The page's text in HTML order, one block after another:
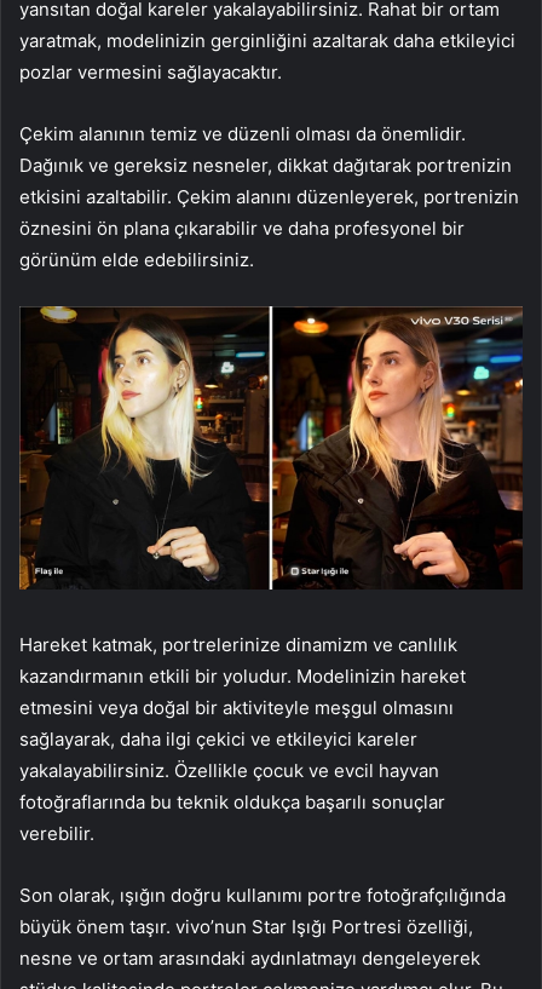
yansıtan doğal kareler yakalayabilirsiniz. Rahat bir ortam
yaratmak, modelinizin gerginliğini azaltarak daha etkileyici
pozlar vermesini sağlayacaktır.
Çekim alanının temiz ve düzenli olması da önemlidir.
Dağınık ve gereksiz nesneler, dikkat dağıtarak portrenizin
etkisini azaltabilir. Çekim alanını düzenleyerek, portrenizin
öznesini ön plana çıkarabilir ve daha profesyonel bir
görünüm elde edebilirsiniz.
Hareket katmak, portrelerinize dinamizm ve canlılık
kazandırmanın etkili bir yoludur. Modelinizin hareket
etmesini veya doğal bir aktiviteyle meşgul olmasını
sağlayarak, daha ilgi çekici ve etkileyici kareler
yakalayabilirsiniz. Özellikle çocuk ve evcil hayvan
fotoğraflarında bu teknik oldukça başarılı sonuçlar
verebilir.
Son olarak, ışığın doğru kullanımı portre fotoğrafçılığında
büyük önem taşır. vivo’nun Star Işığı Portresi özelliği,
nesne ve ortam arasındaki aydınlatmayı dengeleyerek